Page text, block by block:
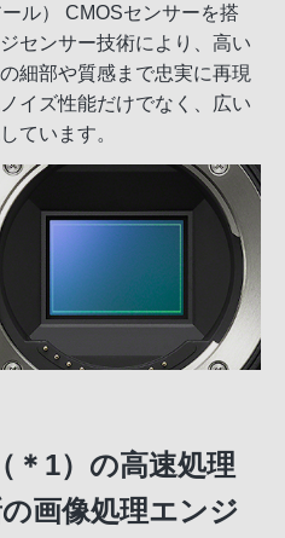
ル） CMOSセンサーを搭
センサー技術により、高い
細部や質感まで忠実に再現
イズ性能だけでなく、広い
ています。
＊1）の高速処理
画像処理エンジ